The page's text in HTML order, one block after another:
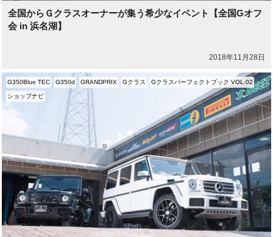
全国からＧクラスオーナーが集う希少なイベント【全国Gオフ
会 in 浜名湖】
2018年11月28日
G350Blue TEC G350d GRANDPRIX Gクラス Gクラスパーフェクトブック VOL.02
ショップナビ